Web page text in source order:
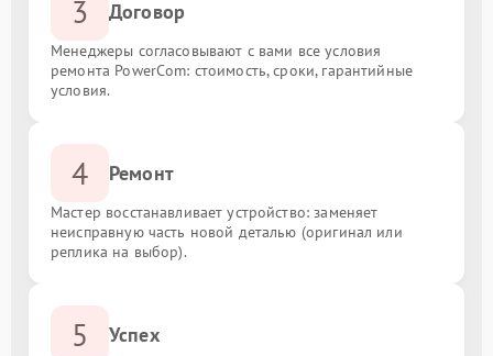
3 Договор
Менеджеры согласовывают с вами все условия
ремонта PowerCom: стоимость, сроки, гарантийные
условия.
4 Ремонт
Мастер восстанавливает устройство: заменяет
неисправную часть новой деталью (оригинал или
реплика на выбор).
5 Успех